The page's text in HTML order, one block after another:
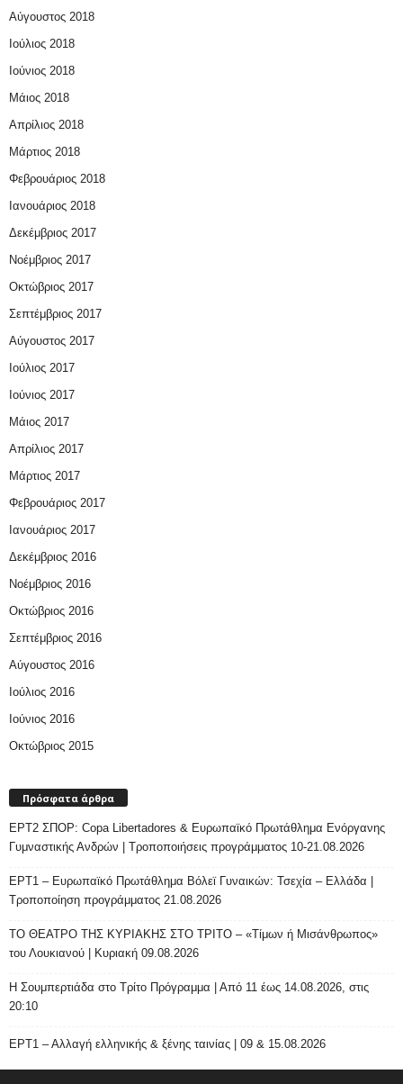
Αύγουστος 2018
Ιούλιος 2018
Ιούνιος 2018
Μάιος 2018
Απρίλιος 2018
Μάρτιος 2018
Φεβρουάριος 2018
Ιανουάριος 2018
Δεκέμβριος 2017
Νοέμβριος 2017
Οκτώβριος 2017
Σεπτέμβριος 2017
Αύγουστος 2017
Ιούλιος 2017
Ιούνιος 2017
Μάιος 2017
Απρίλιος 2017
Μάρτιος 2017
Φεβρουάριος 2017
Ιανουάριος 2017
Δεκέμβριος 2016
Νοέμβριος 2016
Οκτώβριος 2016
Σεπτέμβριος 2016
Αύγουστος 2016
Ιούλιος 2016
Ιούνιος 2016
Οκτώβριος 2015
Πρόσφατα άρθρα
ΕΡΤ2 ΣΠΟΡ: Copa Libertadores & Ευρωπαϊκό Πρωτάθλημα Ενόργανης
Γυμναστικής Ανδρών | Τροποποιήσεις προγράμματος 10-21.08.2026
ΕΡΤ1 – Ευρωπαϊκό Πρωτάθλημα Βόλεϊ Γυναικών: Τσεχία – Ελλάδα |
Τροποποίηση προγράμματος 21.08.2026
ΤΟ ΘΕΑΤΡΟ ΤΗΣ ΚΥΡΙΑΚΗΣ ΣΤΟ ΤΡΙΤΟ – «Τίμων ή Μισάνθρωπος»
του Λουκιανού | Κυριακή 09.08.2026
H Σουμπερτιάδα στο Τρίτο Πρόγραμμα | Από 11 έως 14.08.2026, στις
20:10
ΕΡΤ1 – Αλλαγή ελληνικής & ξένης ταινίας | 09 & 15.08.2026